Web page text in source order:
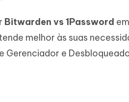
a localização do Android sem PC
Pro APP
ao humano
Bitwarden vs 1Password
melhor às suas
e